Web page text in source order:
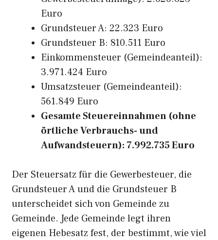
Euro
Grundsteuer A: 22.323 Euro
Grundsteuer B: 810.511 Euro
Einkommensteuer (Gemeindeanteil):
3.971.424 Euro
Umsatzsteuer (Gemeindeanteil):
561.849 Euro
Gesamte Steuereinnahmen (ohne
örtliche Verbrauchs- und
Aufwandsteuern): 7.992.735 Euro
Der Steuersatz für die Gewerbesteuer, die
Grundsteuer A und die Grundsteuer B
unterscheidet sich von Gemeinde zu
Gemeinde. Jede Gemeinde legt ihren
eigenen Hebesatz fest, der bestimmt, wie viel